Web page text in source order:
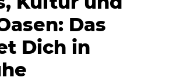
Das
Dich in